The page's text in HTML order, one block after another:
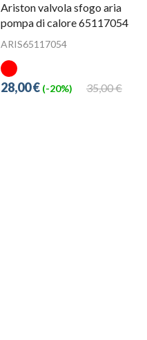
Ariston valvola sfogo aria
pompa di calore 65117054
ARIS65117054
35,00 €
28,00 € (-20%)